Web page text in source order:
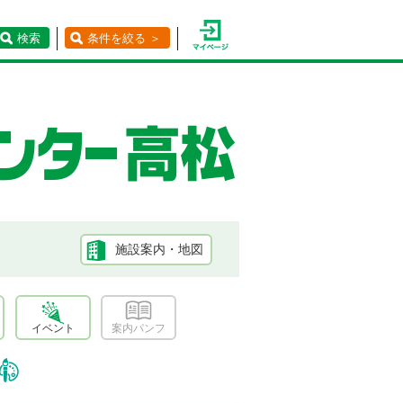
検索 条件を絞る ＞
施設案内・地図
イベント 案内パンフ